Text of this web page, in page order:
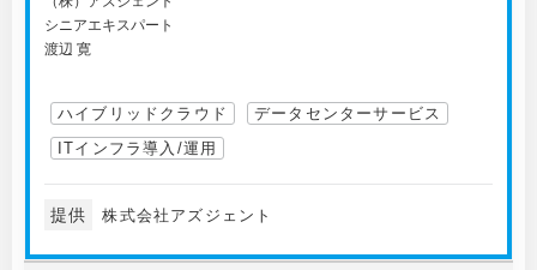
シニアエキスパート
渡辺 寛
ハイブリッドクラウド
データセンターサービス
ITインフラ導入/運用
提供 株式会社アズジェント